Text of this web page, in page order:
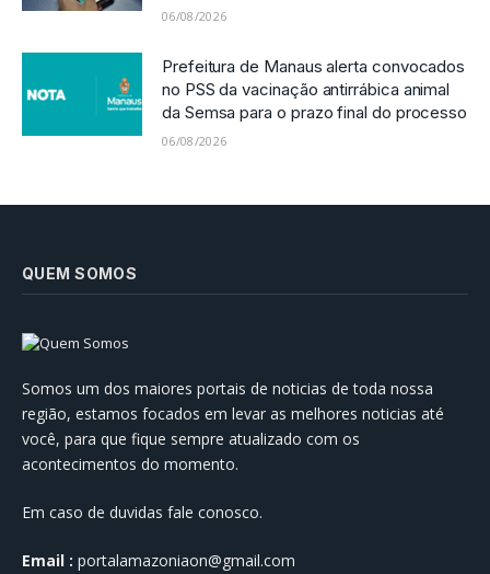
06/08/2026
Prefeitura de Manaus alerta convocados
no PSS da vacinação antirrábica animal
da Semsa para o prazo final do processo
06/08/2026
QUEM SOMOS
Somos um dos maiores portais de noticias de toda nossa
região, estamos focados em levar as melhores noticias até
você, para que fique sempre atualizado com os
acontecimentos do momento.
Em caso de duvidas fale conosco.
Email : portalamazoniaon@gmail.com